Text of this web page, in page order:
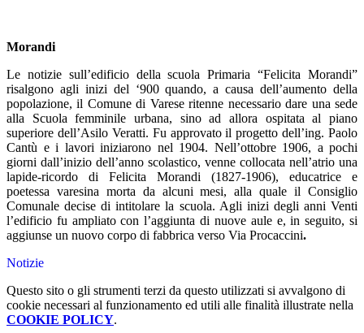
Morandi
Le notizie sull’edificio della scuola Primaria “Felicita Morandi”
risalgono agli inizi del ‘900 quando, a causa dell’aumento della
popolazione, il Comune di Varese ritenne necessario dare una sede
alla Scuola femminile urbana, sino ad allora ospitata al piano
superiore dell’Asilo Veratti. Fu approvato il progetto dell’ing. Paolo
Cantù e i lavori iniziarono nel 1904. Nell’ottobre 1906, a pochi
giorni dall’inizio dell’anno scolastico, venne collocata nell’atrio una
lapide-ricordo di Felicita Morandi (1827-1906), educatrice e
poetessa varesina morta da alcuni mesi, alla quale il Consiglio
Comunale decise di intitolare la scuola. Agli inizi degli anni Venti
l’edificio fu ampliato con l’aggiunta di nuove aule e, in seguito, si
aggiunse un nuovo corpo di fabbrica verso Via Procaccini.
Notizie
Questo sito o gli strumenti terzi da questo utilizzati si avvalgono di
cookie necessari al funzionamento ed utili alle finalità illustrate nella
COOKIE POLICY.